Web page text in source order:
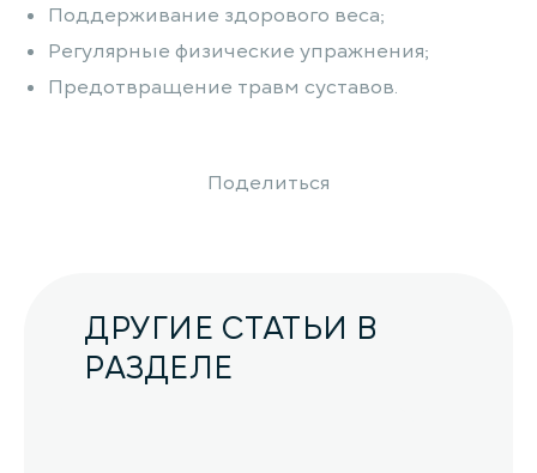
Поддерживание здорового веса;
Регулярные физические упражнения;
Предотвращение травм суставов.
Поделиться
ДРУГИЕ СТАТЬИ В
РАЗДЕЛЕ